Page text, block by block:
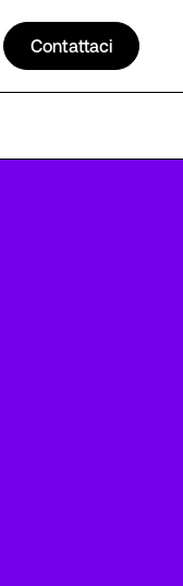
Contattaci